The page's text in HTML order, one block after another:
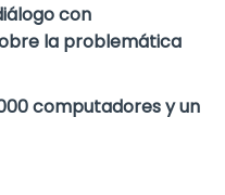
con
la problemática
computadores y un